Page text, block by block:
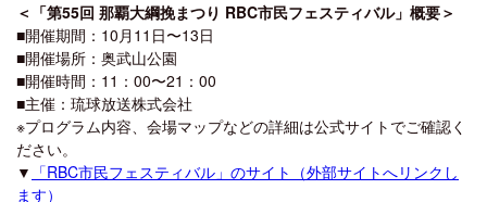
＜「第55回 那覇大綱挽まつり RBC市民フェスティバル」概要＞
■開催期間：10月11日〜13日
■開催場所：奥武山公園
■開催時間：11：00〜21：00
■主催：琉球放送株式会社
※プログラム内容、会場マップなどの詳細は公式サイトでご確認く
ださい。
▼ 「RBC市民フェスティバル」のサイト（外部サイトへリンクし
ます）